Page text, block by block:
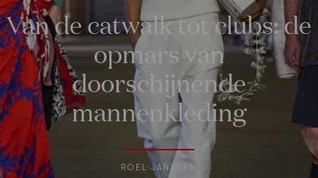
Van de catwalk tot clubs: de
opmars van
doorschijnende
mannenkleding
ROEL JANSSEN